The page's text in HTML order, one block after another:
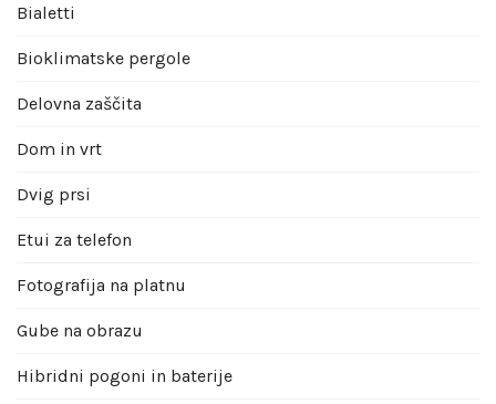
Bialetti
Bioklimatske pergole
Delovna zaščita
Dom in vrt
Dvig prsi
Etui za telefon
Fotografija na platnu
Gube na obrazu
Hibridni pogoni in baterije